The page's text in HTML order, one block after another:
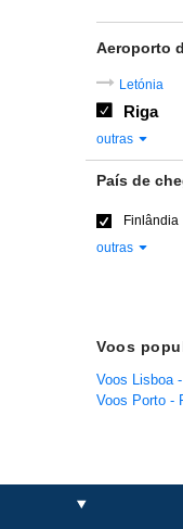
Aeroporto
Letónia
Riga
outras
País de
Finlândia
outras
Voos
Voos Lisboa
Voos Porto -